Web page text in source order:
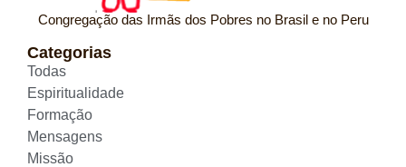
Congregação das Irmãs dos Pobres no Brasil e no Peru
Categorias
Todas
Espiritualidade
Formação
Mensagens
Missão